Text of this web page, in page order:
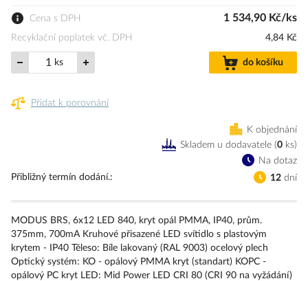
Cena s DPH 1 534,90 Kč/ks
Recyklační poplatek vč. DPH 4,84 Kč
ks do košíku
Přidat k porovnání
K objednání
Přibližný termín dodání. 12 dní
Na dotaz
Skladem u dodavatele (0 ks)
MODUS BRS, 6x12 LED 840, kryt opál PMMA, IP40, prům.
375mm, 700mA Kruhové přisazené LED svítidlo s plastovým
krytem - IP40 Těleso: Bíle lakovaný (RAL 9003) ocelový plech
Optický systém: KO - opálový PMMA kryt (standart) KOPC -
opálový PC kryt LED: Mid Power LED CRI 80 (CRI 90 na vyžádání)